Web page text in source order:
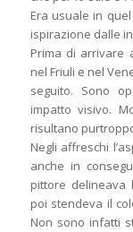
Era usuale in
ispirazione dalle
Prima di arrivare
nel Friuli e nel
seguito. Sono
impatto visivo.
risultano
Negli affreschi
anche in
pittore delineava
poi stendeva il
Non sono infatti